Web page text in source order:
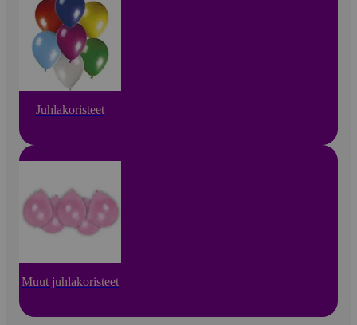
Juhlakoristeet
Muut juhlakoristeet